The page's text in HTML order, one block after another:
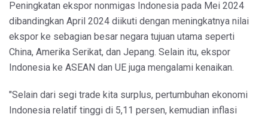
Peningkatan ekspor nonmigas Indonesia pada Mei 2024
dibandingkan April 2024 diikuti dengan meningkatnya nilai
ekspor ke sebagian besar negara tujuan utama seperti
China, Amerika Serikat, dan Jepang. Selain itu, ekspor
Indonesia ke ASEAN dan UE juga mengalami kenaikan.
"Selain dari segi trade kita surplus, pertumbuhan ekonomi
Indonesia relatif tinggi di 5,11 persen, kemudian inflasi